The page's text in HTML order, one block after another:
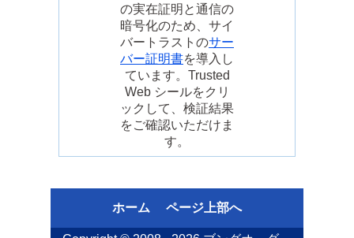
の実在証明と通信の
暗号化のため、サイ
バートラストのサー
バー証明書を導入し
ています。Trusted
Web シールをクリ
ックして、検証結果
をご確認いただけま
す。
ホーム ページ上部へ